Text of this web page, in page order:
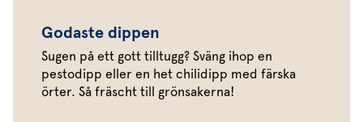
Godaste dippen
Sugen på ett gott tilltugg? Sväng ihop en
pestodipp eller en het chilidipp med färska
örter. Så fräscht till grönsakerna!